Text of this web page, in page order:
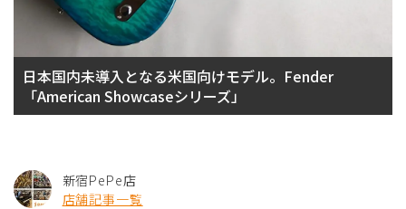
日本国内未導入となる米国向けモデル。Fender
「American Showcaseシリーズ」
新宿PePe店
店舗記事一覧